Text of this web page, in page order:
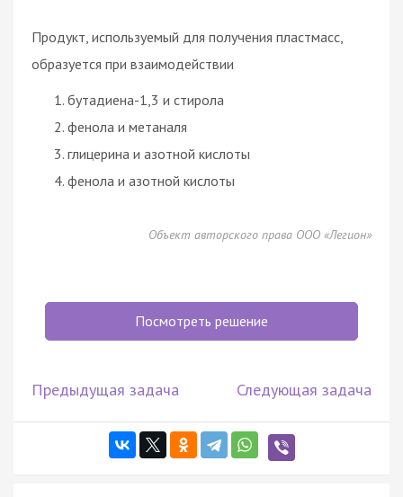
Продукт, используемый для получения пластмасс,
образуется при взаимодействии
бутадиена-1,3 и стирола
фенола и метаналя
глицерина и азотной кислоты
фенола и азотной кислоты
Объект авторского права ООО «Легион»
Посмотреть решение
Предыдущая задача Следующая задача